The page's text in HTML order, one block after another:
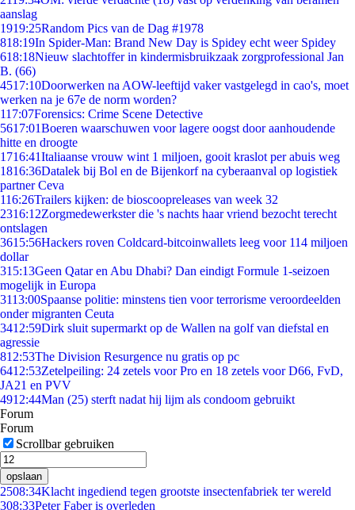
aanslag
1919:25Random Pics van de Dag #1978
818:19In Spider-Man: Brand New Day is Spidey echt weer Spidey
618:18Nieuw slachtoffer in kindermisbruikzaak zorgprofessional Jan
B. (66)
4517:10Doorwerken na AOW-leeftijd vaker vastgelegd in cao's, moet
werken na je 67e de norm worden?
117:07Forensics: Crime Scene Detective
5617:01Boeren waarschuwen voor lagere oogst door aanhoudende
hitte en droogte
1716:41Italiaanse vrouw wint 1 miljoen, gooit kraslot per abuis weg
1816:36Datalek bij Bol en de Bijenkorf na cyberaanval op logistiek
partner Ceva
116:26Trailers kijken: de bioscoopreleases van week 32
2316:12Zorgmedewerkster die 's nachts haar vriend bezocht terecht
ontslagen
3615:56Hackers roven Coldcard-bitcoinwallets leeg voor 114 miljoen
dollar
315:13Geen Qatar en Abu Dhabi? Dan eindigt Formule 1-seizoen
mogelijk in Europa
3113:00Spaanse politie: minstens tien voor terrorisme veroordeelden
onder migranten Ceuta
3412:59Dirk sluit supermarkt op de Wallen na golf van diefstal en
agressie
812:53The Division Resurgence nu gratis op pc
6412:53Zetelpeiling: 24 zetels voor Pro en 18 zetels voor D66, FvD,
JA21 en PVV
4912:44Man (25) sterft nadat hij lijm als condoom gebruikt
Forum
Forum
Scrollbar gebruiken
opslaan
2508:34Klacht ingediend tegen grootste insectenfabriek ter wereld
308:33Peter Faber is overleden